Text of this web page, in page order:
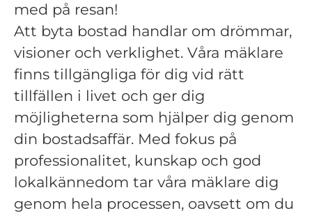
med på resan!
Att byta bostad handlar om drömmar,
visioner och verklighet. Våra mäklare
finns tillgängliga för dig vid rätt
tillfällen i livet och ger dig
möjligheterna som hjälper dig genom
din bostadsaffär. Med fokus på
professionalitet, kunskap och god
lokalkännedom tar våra mäklare dig
genom hela processen, oavsett om du